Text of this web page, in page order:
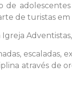
de turistas em
escaladas,
através de